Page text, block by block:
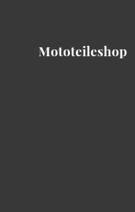
Mototeileshop